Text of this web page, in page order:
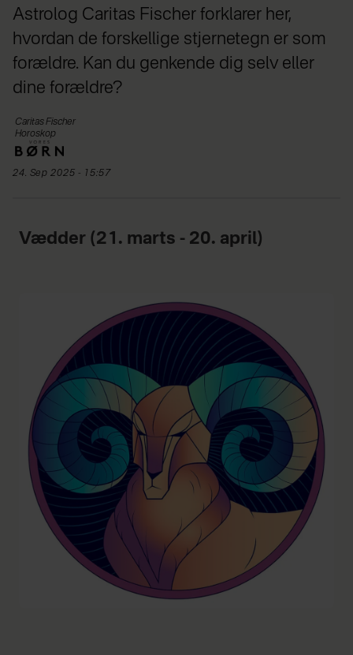
Astrolog Caritas Fischer forklarer her,
hvordan de forskellige stjernetegn er som
forældre. Kan du genkende dig selv eller
dine forældre?
CaritasFischer
Horoskop
24. Sep 2025 - 15:57
Vædder (21. marts - 20. april)